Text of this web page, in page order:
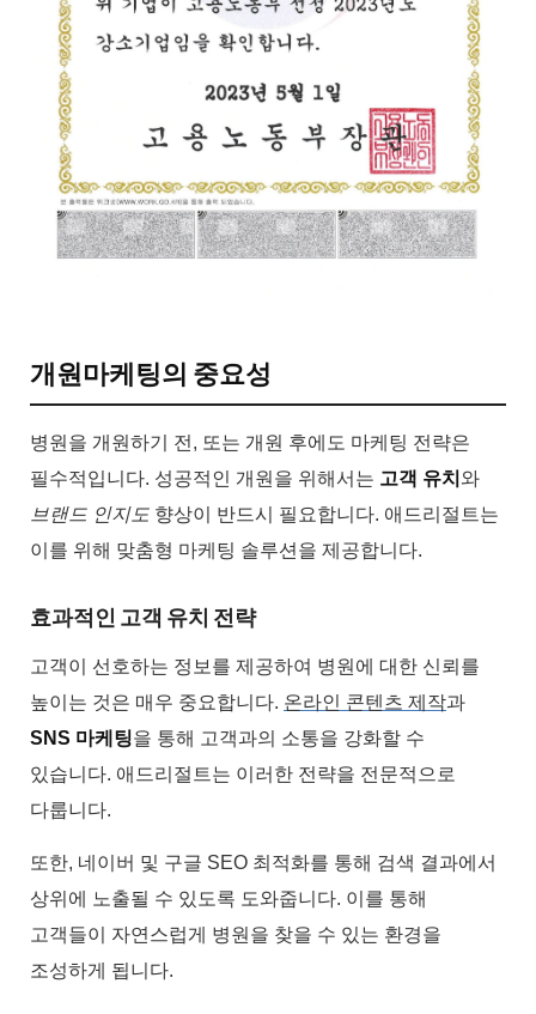
개원마케팅의 중요성
병원을 개원하기 전, 또는 개원 후에도 마케팅 전략은
필수적입니다. 성공적인 개원을 위해서는 고객 유치 와
브랜드 인지도 향상이 반드시 필요합니다. 애드리절트는
이를 위해 맞춤형 마케팅 솔루션을 제공합니다.
효과적인 고객 유치 전략
고객이 선호하는 정보를 제공하여 병원에 대한 신뢰를
높이는 것은 매우 중요합니다. 온라인 콘텐츠 제작과
SNS 마케팅을 통해 고객과의 소통을 강화할 수
있습니다. 애드리절트는 이러한 전략을 전문적으로
다룹니다.
또한, 네이버 및 구글 SEO 최적화를 통해 검색 결과에서
상위에 노출될 수 있도록 도와줍니다. 이를 통해
고객들이 자연스럽게 병원을 찾을 수 있는 환경을
조성하게 됩니다.